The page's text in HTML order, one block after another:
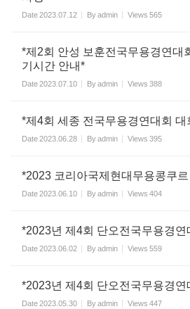
Date2023.07.12 Byadmin Views 565
*제2회 안성 보훈전국무용경연대
기시간 안내*
Date2023.07.10 Byadmin Views 388
*제4회 세종 전국무용경연대회
Date2023.06.28 Byadmin Views 395
*2023 코리아국제현대무용콩쿠
Date2023.06.10 Byadmin Views 404
*2023년 제4회 단오전국무용경
Date2023.06.02 Byadmin Views 559
*2023년 제4회 단오전국무용경
Date2023.05.30 Byadmin Views 447